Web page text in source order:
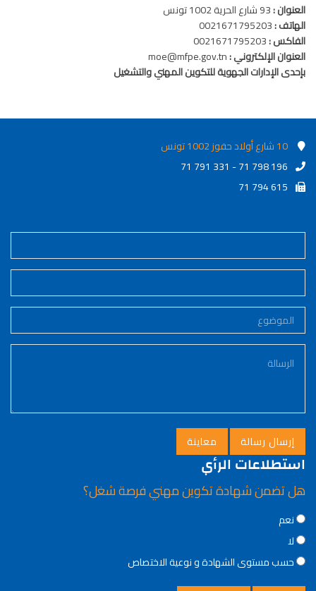
العنوان :93 شارع الحرية 1002 تونس
الهاتف :0021671795203
الفاكس :0021671795203
العنوان الإلكتروني :moe@mfpe.gov.tn
بإحدى الإدارات الجهوية للتكوين المهني والتشغيل
10 شارع أولاد حفوز 1002 تونس
71 791 331 - 71 798 196
71 794 615
استطلاعات الرأي
هل تضمن شهادة تكوين مهني فرصة شغل؟
Choices
نعم
لا
حسب مستوى الشهادة و نوعية الاختصاص